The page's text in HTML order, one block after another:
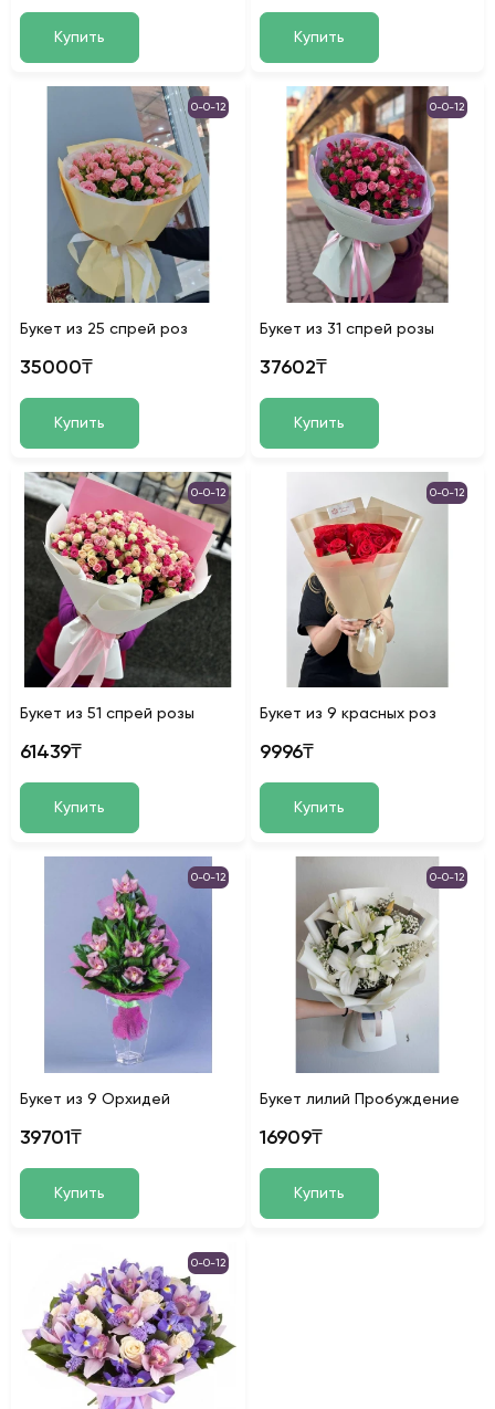
Купить Купить
0-0-12
Букет из 25 спрей роз
35000₸
Купить
0-0-12
Букет из 31 спрей розы
37602₸
Купить
0-0-12
Букет из 51 спрей розы
61439₸
Купить
0-0-12
Букет из 9 красных роз
9996₸
Купить
0-0-12
Букет из 9 Орхидей
39701₸
Купить
0-0-12
Букет лилий Пробуждение
16909₸
Купить
0-0-12